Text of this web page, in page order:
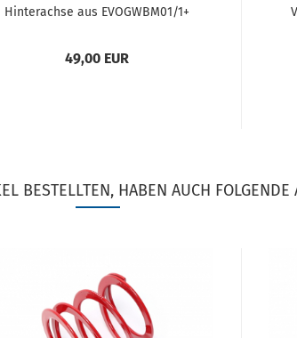
Hin­ter­ach­se aus EVOGWBM01/1+
49,00 EUR
BESTELLTEN, HABEN AUCH FOLGENDE